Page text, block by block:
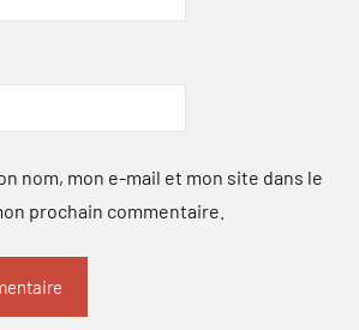
nom, mon e-mail et mon site dans le
prochain commentaire.